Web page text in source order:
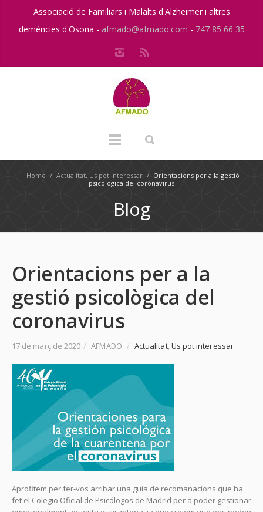
Associació de Familiars i Malalts d'Alzheimer i altres
demències d'Osona - afmado@afmado.com - 747 85 66 35
Home / Actualitat, Us pot interessar / Orientacions per a la gestió
psicològica del coronavirus
Blog
Orientacions per a la
gestió psicològica del
coronavirus
17 de març de 2020 / AFMADO / Actualitat,Us pot interessar
Aprofitem per fer-vos arribar una guia de recomanacions que ha
fet el Colegio Oficial de Psicólogos de Madrid per a poder gestionar